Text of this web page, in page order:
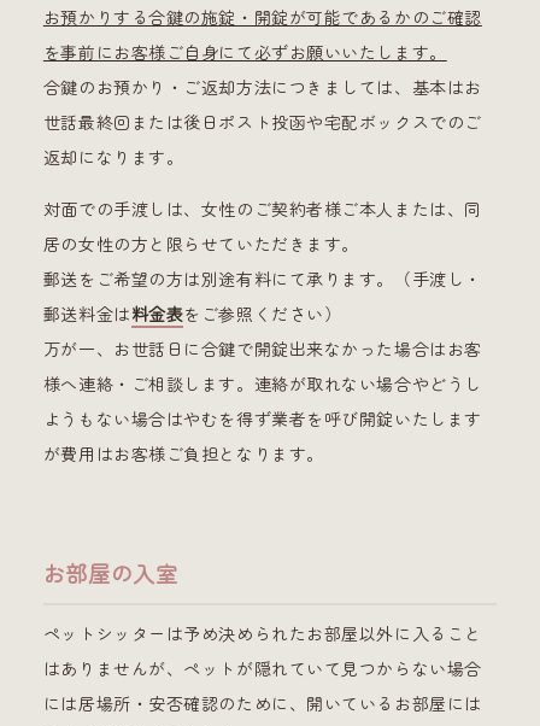
お預かりする合鍵の施錠・開錠が可能であるかのご確認
を事前にお客様ご自身にて必ずお願いいたします。
合鍵のお預かり・ご返却方法につきましては、基本はお
世話最終回または後日ポスト投函や宅配ボックスでのご
返却になります。
対面での手渡しは、女性のご契約者様ご本人または、同
居の女性の方と限らせていただきます。
郵送をご希望の方は別途有料にて承ります。（手渡し・
郵送料金は料金表をご参照ください）
万が一、お世話日に合鍵で開錠出来なかった場合はお客
様へ連絡・ご相談します。連絡が取れない場合やどうし
ようもない場合はやむを得ず業者を呼び開錠いたします
が費用はお客様ご負担となります。
お部屋の入室
ペットシッターは予め決められたお部屋以外に入ること
はありませんが、ペットが隠れていて見つからない場合
には居場所・安否確認のために、開いているお部屋には